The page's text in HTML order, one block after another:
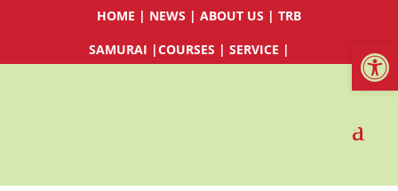
HOME | NEWS | ABOUT US | TRB
SAMURAI |COURSES | SERVICE |